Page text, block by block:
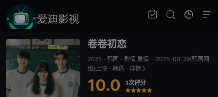
卷卷初恋
2025 · 韩国 · 剧情 爱情 · 2025-08-29(韩国网
络)上映 · 韩语 · 详情
10.0 1次评分
很差
较差
还行推荐力荐